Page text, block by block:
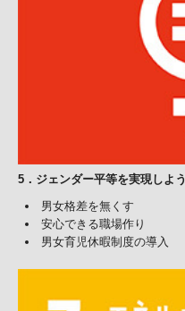
5 ． ジェンダー平等を実現しよう
男女格差を無くす
安心できる職場作り
男女育児休暇制度の導入